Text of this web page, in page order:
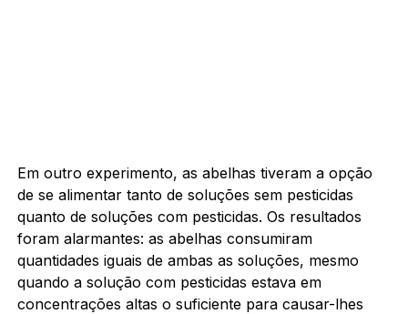
Em outro experimento, as abelhas tiveram a opção
de se alimentar tanto de soluções sem pesticidas
quanto de soluções com pesticidas. Os resultados
foram alarmantes: as abelhas consumiram
quantidades iguais de ambas as soluções, mesmo
quando a solução com pesticidas estava em
concentrações altas o suficiente para causar-lhes